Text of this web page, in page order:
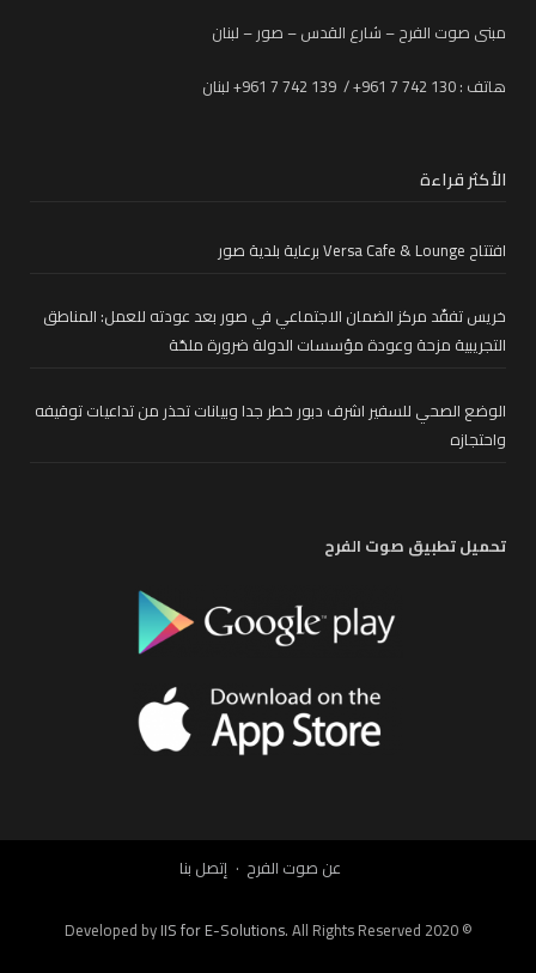
مبنى صوت الفرح – شارع القدس – صور – لبنان
هاتف : 130 742 7 961+ / 139 742 7 961+ لبنان
الأكثر قراءة
افتتاح Versa Cafe & Lounge برعاية بلدية صور
خريس تفقّد مركز الضمان الاجتماعي في صور بعد عودته للعمل: المناطق
التجريبية مزحة وعودة مؤسسات الدولة ضرورة ملحّة
الوضع الصحي للسفير اشرف دبور خطر جدا وبيانات تحذر من تداعيات توقيفه
واحتجازه
تحميل تطبيق صوت الفرح
عن صوت الفرح إتصل بنا
© Developed by
IIS for E-Solutions. All Rights Reserved 2020